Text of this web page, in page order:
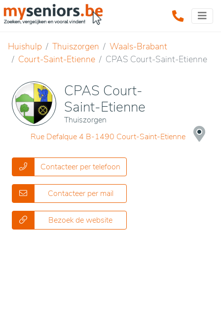
Huishulp Thuiszorgen
Waals-Brabant
Court-Saint-Etienne
CPAS Court-Saint-Etienne
CPAS Court-
Saint-Etienne
Thuiszorgen
Rue Defalque 4 B-1490 Court-Saint-Etienne
Contacteer per telefoon
Contacteer per mail
Bezoek de website